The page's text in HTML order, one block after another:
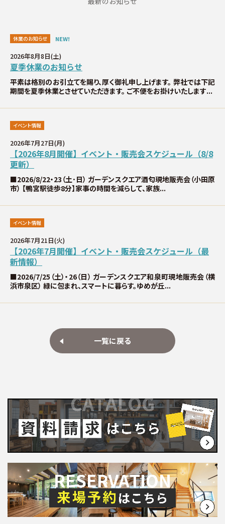
休業のお知らせ NEW!
2026年8月8日(土)
夏季休業のお知らせ
平素は格別のお引立てを賜り、厚く御礼申し上げます。 弊社では下記
期間を夏季休業とさせていただきます。 ご不便をお掛けいたします...
イベント情報
2026年7月27日(月)
【2026年8月開催】イベント・販売会スケジュール（8/8
更新）
■2026/8/22・23（土･日） ガーデンスクエア酒匂現地販売会（小田原
市） 【鴨宮駅徒歩8分】家事の時間を減らして、家族...
イベント情報
2026年7月21日(火)
【2026年7月開催】イベント・販売会スケジュール（最
新情報）
■2026/7/25（土）・26（日） ガーデンスクエア和泉町現地販売会（横
浜市泉区） 緑に包まれ、スマートに暮らす。ゆめが丘...
一覧に戻る